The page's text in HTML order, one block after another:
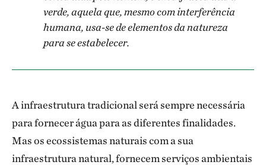
verde, aquela que, mesmo com interferência
humana, usa-se de elementos da natureza
para se estabelecer.
A infraestrutura tradicional será sempre necessária
para fornecer água para as diferentes finalidades.
Mas os ecossistemas naturais com a sua
infraestrutura natural, fornecem serviços ambientais